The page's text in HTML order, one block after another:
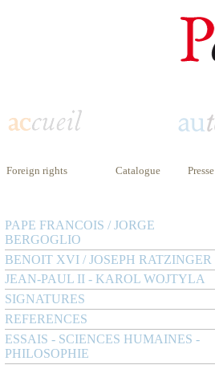
Foreign rights Catalogue Presse
PAPE FRANCOIS / JORGE
BERGOGLIO
BENOIT XVI / JOSEPH RATZINGER
JEAN-PAUL II - KAROL WOJTYLA
SIGNATURES
REFERENCES
ESSAIS - SCIENCES HUMAINES -
PHILOSOPHIE